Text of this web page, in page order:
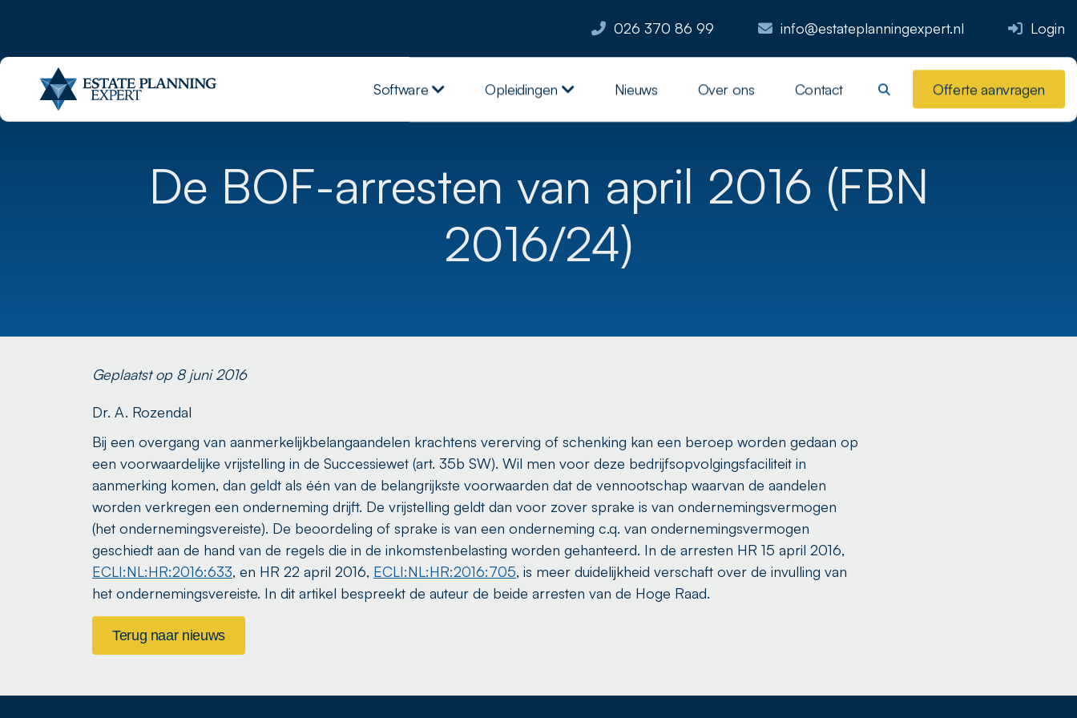
Software Opleidingen Nieuws Over ons Contact Offerte aanvragen
026 370 86 99 info@estateplanningexpert.nl Login
De BOF-arresten van april 2016 (FBN
2016/24)
Geplaatst op 8 juni 2016
Dr. A. Rozendal
Bij een overgang van aanmerkelijkbelangaandelen krachtens vererving of schenking kan een beroep worden gedaan op
een voorwaardelijke vrijstelling in de Successiewet (art. 35b SW). Wil men voor deze bedrijfsopvolgingsfaciliteit in
aanmerking komen, dan geldt als één van de belangrijkste voorwaarden dat de vennootschap waarvan de aandelen
worden verkregen een onderneming drijft. De vrijstelling geldt dan voor zover sprake is van ondernemingsvermogen
(het ondernemingsvereiste). De beoordeling of sprake is van een onderneming c.q. van ondernemingsvermogen
geschiedt aan de hand van de regels die in de inkomstenbelasting worden gehanteerd. In de arresten HR 15 april 2016,
ECLI:NL:HR:2016:633, en HR 22 april 2016, ECLI:NL:HR:2016:705, is meer duidelijkheid verschaft over de invulling van
het ondernemingsvereiste. In dit artikel bespreekt de auteur de beide arresten van de Hoge Raad.
Terug naar nieuws